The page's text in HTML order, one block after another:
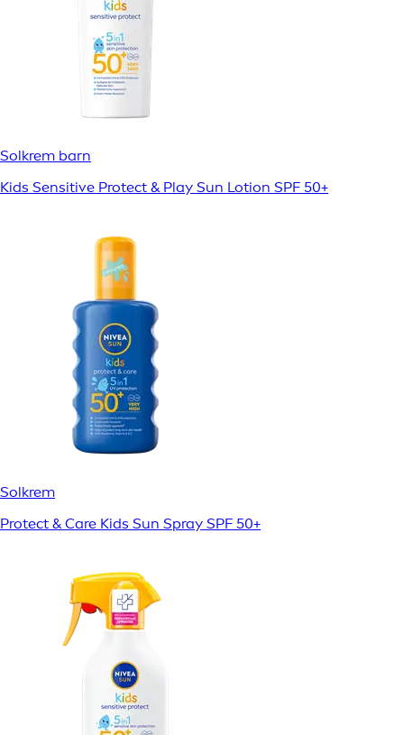
Solkrem barn
Kids Sensitive Protect & Play Sun Lotion SPF 50+
Solkrem
Protect & Care Kids Sun Spray SPF 50+